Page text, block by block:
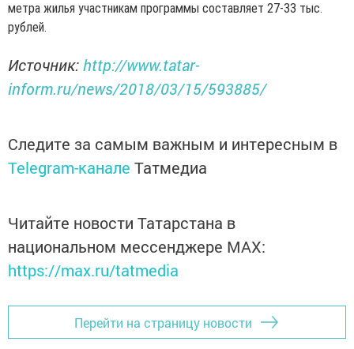
метра жилья участникам программы составляет 27-33 тыс.
рублей.
Источник:http://www.tatar-
inform.ru/news/2018/03/15/593885/
Следите за самым важным и интересным в
Telegram-канале Татмедиа
Читайте новости Татарстана в
национальном мессенджере MАХ:
https://max.ru/tatmedia
Перейти на страницу новости